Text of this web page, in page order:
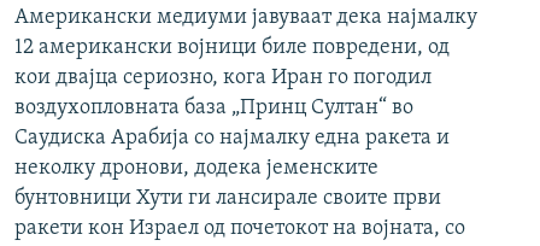
Американски медиуми јавуваат дека најмалку
12 американски војници биле повредени, од
кои двајца сериозно, кога Иран го погодил
воздухопловната база „Принц Султан“ во
Саудиска Арабија со најмалку една ракета и
неколку дронови, додека јеменските
бунтовници Хути ги лансирале своите први
ракети кон Израел од почетокот на војната, со